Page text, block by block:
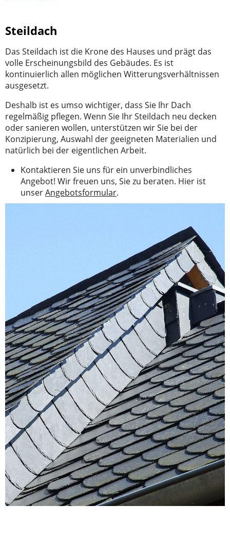
Steildach
Das Steildach ist die Krone des Hauses und prägt das
volle Erscheinungsbild des Gebäudes. Es ist
kontinuierlich allen möglichen Witterungsverhältnissen
ausgesetzt.
Deshalb ist es umso wichtiger, dass Sie Ihr Dach
regelmäßig pflegen. Wenn Sie Ihr Steildach neu decken
oder sanieren wollen, unterstützen wir Sie bei der
Konzipierung, Auswahl der geeigneten Materialien und
natürlich bei der eigentlichen Arbeit.
Kontaktieren Sie uns für ein unverbindliches
Angebot! Wir freuen uns, Sie zu beraten. Hier ist
unserAngebotsformular.